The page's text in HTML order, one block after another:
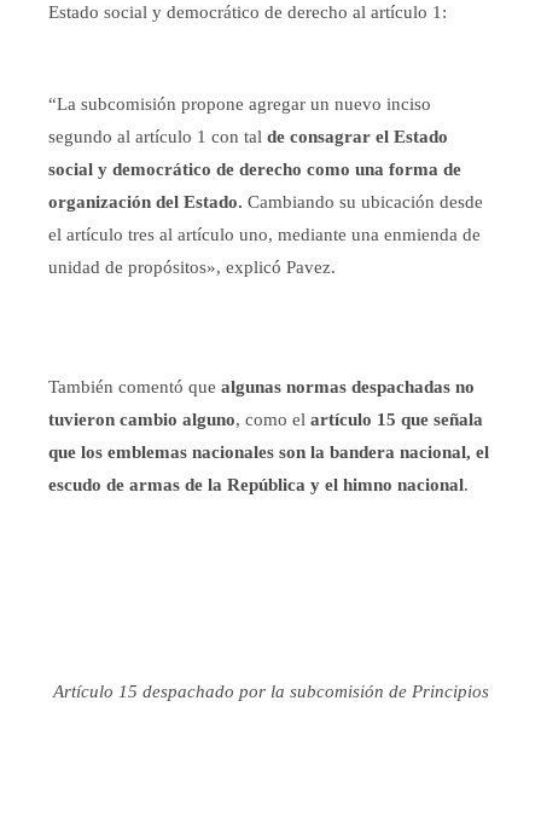
Estado social y democrático de derecho al artículo 1:
“La subcomisión propone agregar un nuevo inciso
segundo al artículo 1 con tal de consagrar el Estado
social y democrático de derecho como una forma de
organización del Estado. Cambiando su ubicación desde
el artículo tres al artículo uno, mediante una enmienda de
unidad de propósitos», explicó Pavez.
También comentó que algunas normas despachadas no
tuvieron cambio alguno, como el artículo 15 que señala
que los emblemas nacionales son la bandera nacional, el
escudo de armas de la República y el himno nacional.
Artículo 15 despachado por la subcomisión de Principios